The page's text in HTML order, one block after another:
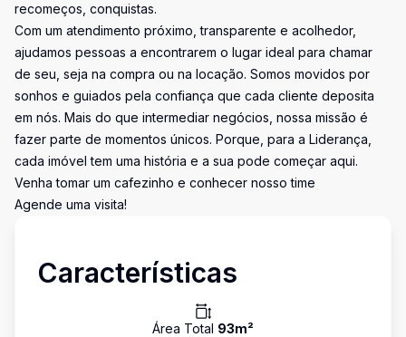
recomeços, conquistas.
Com um atendimento próximo, transparente e acolhedor,
ajudamos pessoas a encontrarem o lugar ideal para chamar
de seu, seja na compra ou na locação. Somos movidos por
sonhos e guiados pela confiança que cada cliente deposita
em nós. Mais do que intermediar negócios, nossa missão é
fazer parte de momentos únicos. Porque, para a Liderança,
cada imóvel tem uma história e a sua pode começar aqui.
Venha tomar um cafezinho e conhecer nosso time
Agende uma visita!
Características
Área Total 93m²